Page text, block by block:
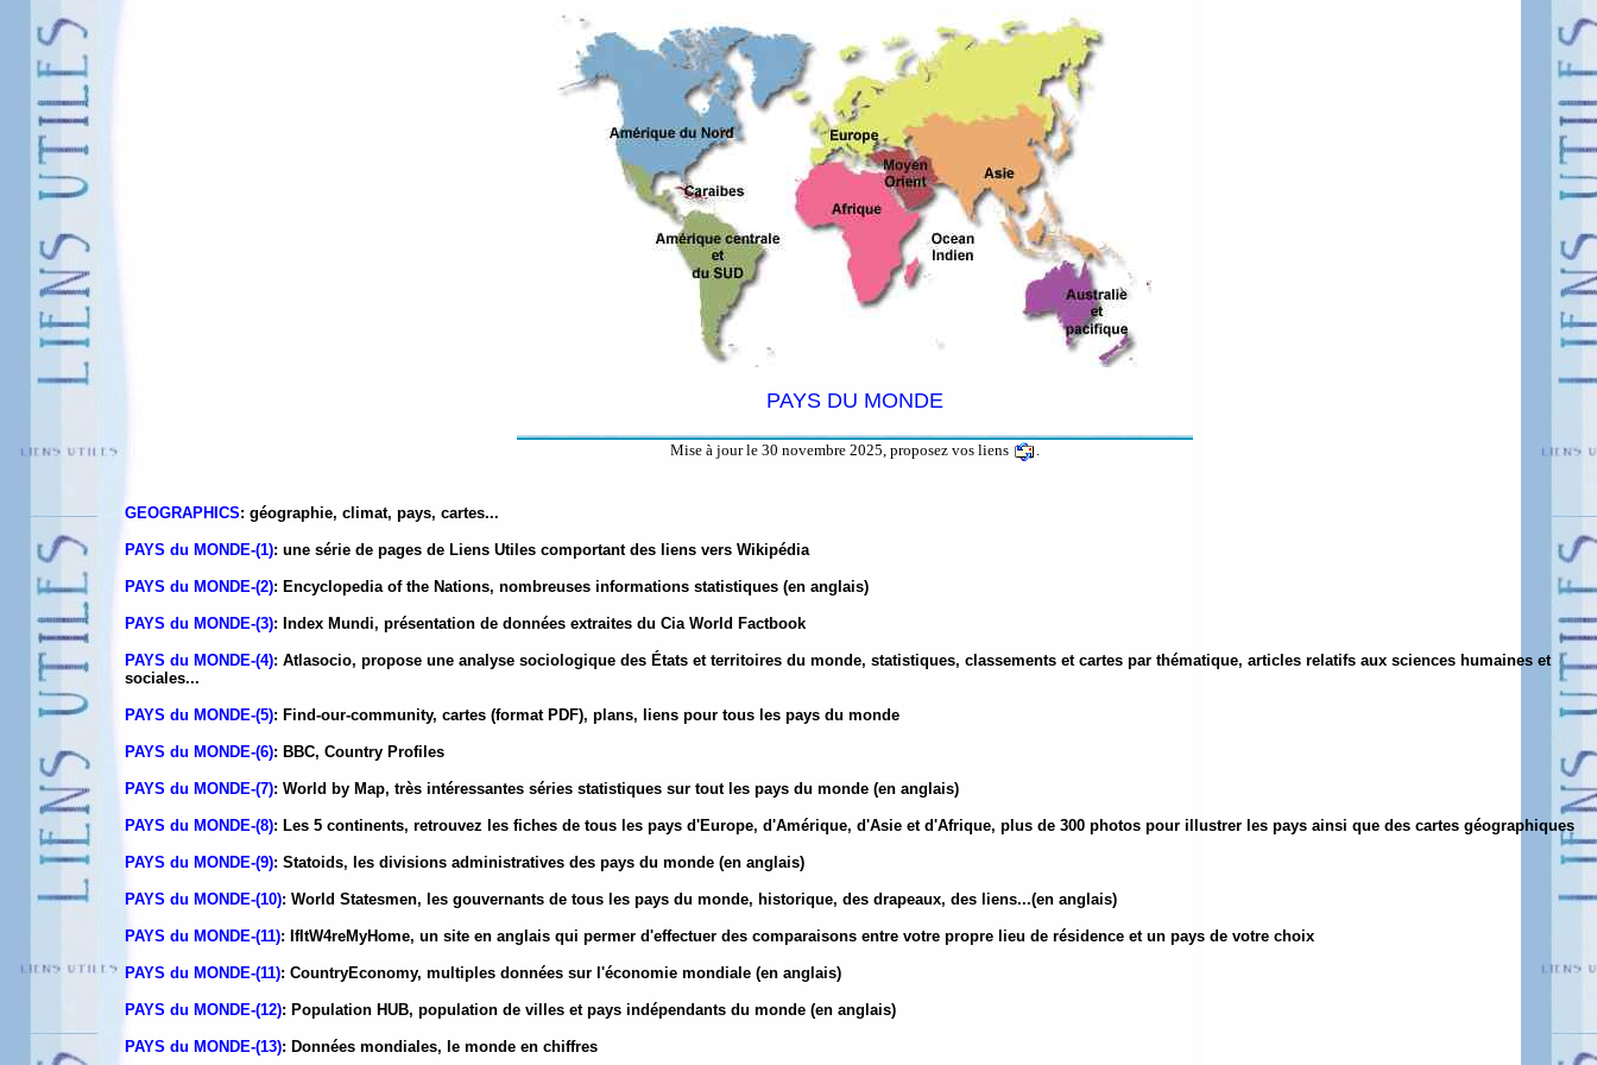
PAYS DU MONDE
Mise à jour le 30 novembre 2025, proposez vos liens
GEOGRAPHICS: géographie, climat, pays, cartes...
PAYS du MONDE-(1): une série de pages de Liens Utiles comportant des liens vers Wikipédia
PAYS du MONDE-(2): Encyclopedia of the Nations, nombreuses informations statistiques (en anglais)
PAYS du MONDE-(3): Index Mundi, présentation de données extraites du Cia World Factbook
PAYS du MONDE-(4): Atlasocio, propose une analyse sociologique des États et territoires du monde, statistiques, classements et cartes par thématique, articles relatifs aux sciences humaines et
sociales...
PAYS du MONDE-(5): Find-our-community, cartes (format PDF), plans, liens pour tous les pays du monde
PAYS du MONDE-(6): BBC, Country Profiles
PAYS du MONDE-(7): World by Map, très intéressantes séries statistiques sur tout les pays du monde (en anglais)
PAYS du MONDE-(8): Les 5 continents, retrouvez les fiches de tous les pays d'Europe, d'Amérique, d'Asie et d'Afrique, plus de 300 photos pour illustrer les pays ainsi que des cartes géographiques
PAYS du MONDE-(9): Statoids, les divisions administratives des pays du monde (en anglais)
PAYS du MONDE-(10): World Statesmen, les gouvernants de tous les pays du monde, historique, des drapeaux, des liens...(en anglais)
PAYS du MONDE-(11): IfItW4reMyHome, un site en anglais qui permer d'effectuer des comparaisons entre votre propre lieu de résidence et un pays de votre choix
PAYS du MONDE-(11): CountryEconomy, multiples données sur l'économie mondiale (en anglais)
PAYS du MONDE-(12): Population HUB, population de villes et pays indépendants du monde (en anglais)
PAYS du MONDE-(13): Données mondiales, le monde en chiffres